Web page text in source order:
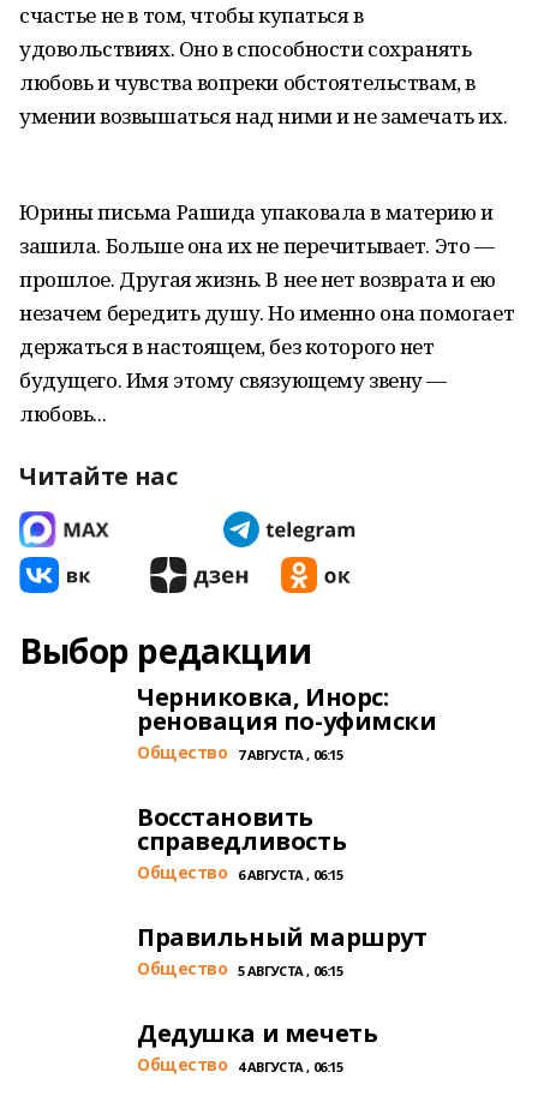
счастье не в том, чтобы купаться в
удовольствиях. Оно в способности сохранять
любовь и чувства вопреки обстоятельствам, в
умении возвышаться над ними и не замечать их.
Юрины письма Рашида упаковала в материю и
зашила. Больше она их не перечитывает. Это —
прошлое. Другая жизнь. В нее нет возврата и ею
незачем бередить душу. Но именно она помогает
держаться в настоящем, без которого нет
будущего. Имя этому связующему звену —
любовь...
Читайте нас
Выбор редакции
Черниковка, Инорс:
реновация по-уфимски
Общество 7 АВГУСТА , 06:15
Восстановить
справедливость
Общество 6 АВГУСТА , 06:15
Правильный маршрут
Общество 5 АВГУСТА , 06:15
Дедушка и мечеть
Общество 4 АВГУСТА , 06:15